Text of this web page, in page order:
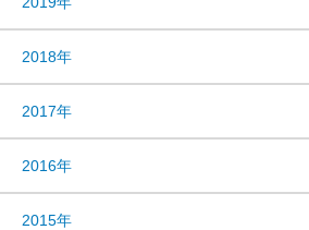
2018年
2017年
2016年
2015年